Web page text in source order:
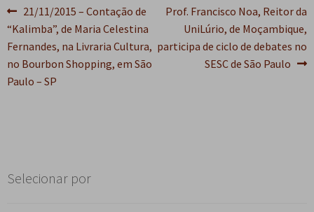
Navegação
de
Post
Post
anterior:
21/11/2015 – Contação de
“Kalimba”, de Maria Celestina
Fernandes, na Livraria Cultura,
no Bourbon Shopping, em São
Paulo – SP
Próximo
post:
Prof. Francisco Noa, Reitor da
UniLúrio, de Moçambique,
participa de ciclo de debates no
SESC de São Paulo
Selecionar por